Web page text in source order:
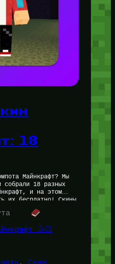
18
Майнкрафт? Мы
собрали 18 разных
и на этом
их бесплатно! Скины
🤹🏻
, Скин